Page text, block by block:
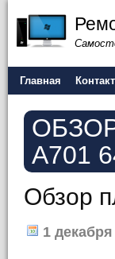
Главная
A701
Обзор
1 декабря